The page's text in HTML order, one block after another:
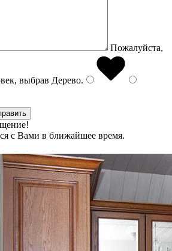
Пожалуйста,
выбрав Дерево.
с Вами в ближайшее время.